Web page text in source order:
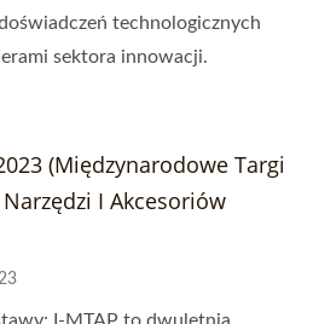
technologicznych
sektora innowacji.
(Międzynarodowe Targi
I Akcesoriów